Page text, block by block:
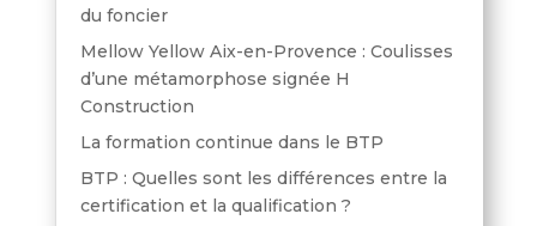
du foncier
Mellow Yellow Aix-en-Provence : Coulisses
d’une métamorphose signée H
Construction
La formation continue dans le BTP
BTP : Quelles sont les différences entre la
certification et la qualification ?